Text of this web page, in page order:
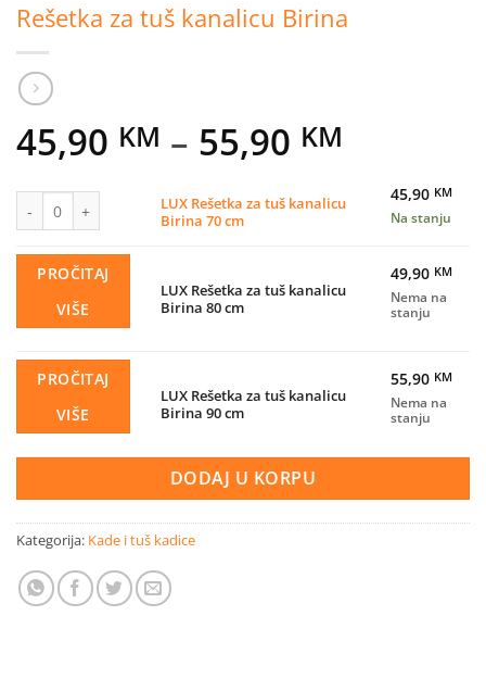
Rešetka za tuš kanalicu Birina
45,90 KM – 55,90 KM
range:
45,90
55,90
LUX Rešetka za tuš kanalicu Birina 70 cm količina
LUX Rešetka za tuš kanalicu
Birina 70 cm
45,90 KM
Na stanju
PROČITAJ
VIŠE
LUX Rešetka za tuš kanalicu
Birina 80 cm
49,90 KM
Nema na
stanju
PROČITAJ
VIŠE
LUX Rešetka za tuš kanalicu
Birina 90 cm
55,90 KM
Nema na
stanju
DODAJ U KORPU
Kategorija: Kade i tuš kadice